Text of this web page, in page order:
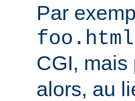
Par
CGI, mais
alors, au